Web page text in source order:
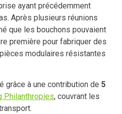
ayant précédemment
Après plusieurs réunions
que les bouchons pouvaient
première pour fabriquer des
modulaires résistantes
grâce à une contribution de 5
Philanthropies, couvrant les